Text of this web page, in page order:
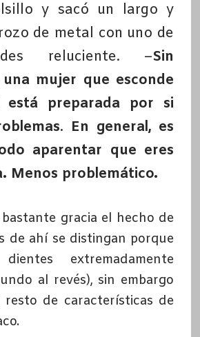
y sacó un largo y
de metal con uno de
reluciente. –Sin
una mujer que esconde
está preparada por si
. En general, es
aparentar que eres
Menos problemático.
gracia el hecho de
de ahí se distingan porque
extremadamente
al revés), sin embargo
resto de características de